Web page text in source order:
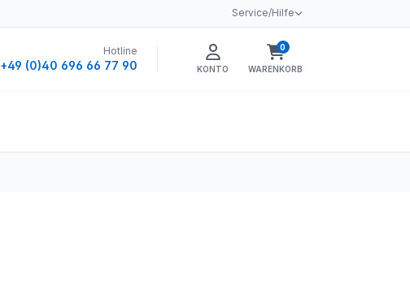
Service/Hilfe
Hotline
+49 (0)40 696 66 77 90 KONTO
0
WARENKORB
Warenkorb enthält